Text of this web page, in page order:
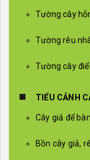
Tường cây
Tường rêu
Tường cây
TIỂU CẢNH
Cây giả để
Bồn cây giả,